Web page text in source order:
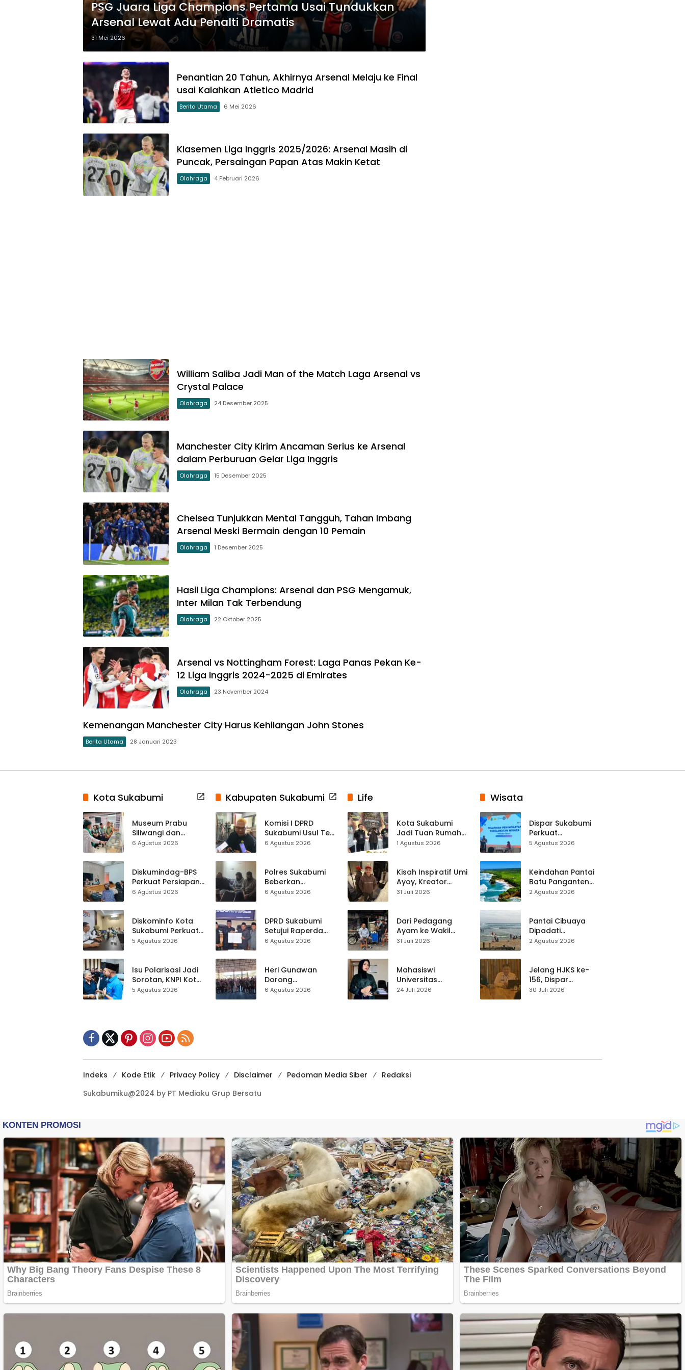
PSG Juara Liga Champions Pertama Usai Tundukkan
Arsenal Lewat Adu Penalti Dramatis
31 Mei 2026
Penantian 20 Tahun, Akhirnya Arsenal Melaju ke Final
usai Kalahkan Atletico Madrid
Berita Utama 6 Mei 2026
Klasemen Liga Inggris 2025/2026: Arsenal Masih di
Puncak, Persaingan Papan Atas Makin Ketat
Olahraga 4 Februari 2026
William Saliba Jadi Man of the Match Laga Arsenal vs
Crystal Palace
Olahraga 24 Desember 2025
Manchester City Kirim Ancaman Serius ke Arsenal
dalam Perburuan Gelar Liga Inggris
Olahraga 15 Desember 2025
Chelsea Tunjukkan Mental Tangguh, Tahan Imbang
Arsenal Meski Bermain dengan 10 Pemain
Olahraga 1 Desember 2025
Hasil Liga Champions: Arsenal dan PSG Mengamuk,
Inter Milan Tak Terbendung
Olahraga 22 Oktober 2025
Arsenal vs Nottingham Forest: Laga Panas Pekan Ke-
12 Liga Inggris 2024-2025 di Emirates
Olahraga 23 November 2024
Kemenangan Manchester City Harus Kehilangan John Stones
Berita Utama 28 Januari 2023
Kota Sukabumi
Museum Prabu
Siliwangi dan
Museum Keramik
Hampir 500 Koleksi
Dipisahkan
6 Agustus 2026
Diskumindag-BPS
Perkuat Persiapan
Sensus Ekonomi,
Terbuka Beri Data
6 Agustus 2026
Diskominfo Kota
Sukabumi Perkuat
Satu Data
Kewilayahan
Dikebut
5 Agustus 2026
Isu Polarisasi Jadi
Sorotan, KNPI Kota
Sukabumi Ajak
5 Agustus 2026
Kabupaten Sukabumi
Komisi I DPRD
Sukabumi Usul Tes
Rambut Jadi
2027
6 Agustus 2026
Polres Sukabumi
Beberkan
Kronologi
dalam Kasus Sabu
6 Agustus 2026
DPRD Sukabumi
Setujui Raperda
Disabilitas,
Diperkuat
6 Agustus 2026
Heri Gunawan
Dorong
Percepatan PTSL di
6 Agustus 2026
Life
Kota Sukabumi
Jadi Tuan Rumah
Kontes Batu Akik
1 Agustus 2026
Kisah Inspiratif Umi
Ayoy, Kreator
TikTok Asal
Live Streaming
31 Juli 2026
Dari Pedagang
Ayam ke Wakil
Ketua DPRD, H.
Pasar Cisaat
31 Juli 2026
Mahasiswi
Universitas
Muhammadiyah
24 Juli 2026
Wisata
Dispar Sukabumi
Perkuat
Keselamatan
Mitigasi hingga
Teknik Evakuasi
5 Agustus 2026
Keindahan Pantai
Batu Panganten
Mulai Dilirik
2 Agustus 2026
Pantai Cibuaya
Dipadati
Wisatawan,
Waspada
2 Agustus 2026
Jelang HJKS ke-
156, Dispar
Kabupaten
30 Juli 2026
Indeks Kode Etik Privacy Policy Disclaimer Pedoman Media Siber
Redaksi
Sukabumiku@2024 by PT Mediaku Grup Bersatu